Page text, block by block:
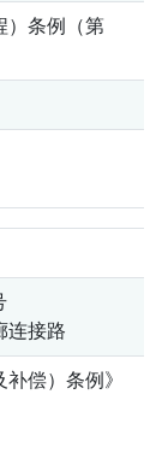
）条例（第
连接路
偿）条例》